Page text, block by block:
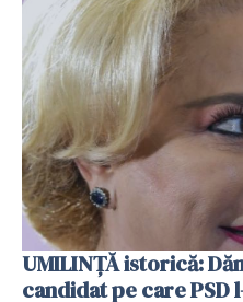
UMILINȚĂ istorică:
candidat pe care PSD